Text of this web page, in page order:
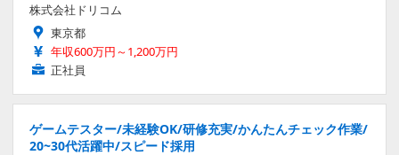
株式会社ドリコム
東京都
年収600万円～1,200万円
正社員
ゲームテスター/未経験OK/研修充実/かんたんチェック作業/
20~30代活躍中/スピード採用